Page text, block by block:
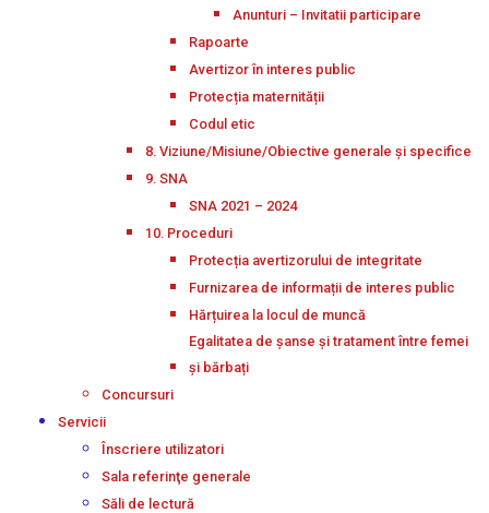
Anunturi – Invitatii participare
Rapoarte
Avertizor în interes public
Protecția maternității
Codul etic
8. Viziune/Misiune/Obiective generale și specifice
9. SNA
SNA 2021 – 2024
10. Proceduri
Protecția avertizorului de integritate
Furnizarea de informații de interes public
Hărțuirea la locul de muncă
Egalitatea de șanse și tratament între femei
și bărbați
Concursuri
Servicii
Înscriere utilizatori
Sala referinţe generale
Săli de lectură